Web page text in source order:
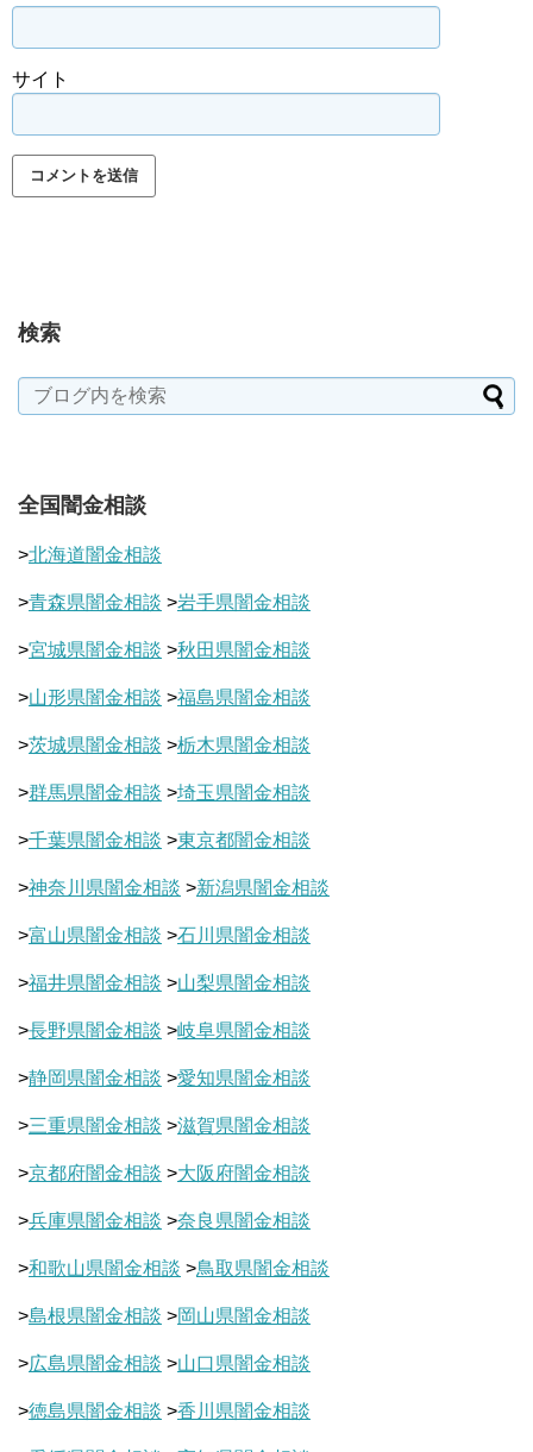
サイト
検索
全国闇金相談
>北海道闇金相談
>青森県闇金相談 >岩手県闇金相談
>宮城県闇金相談 >秋田県闇金相談
>山形県闇金相談 >福島県闇金相談
>茨城県闇金相談 >栃木県闇金相談
>群馬県闇金相談 >埼玉県闇金相談
>千葉県闇金相談 >東京都闇金相談
>神奈川県闇金相談 >新潟県闇金相談
>富山県闇金相談 >石川県闇金相談
>福井県闇金相談 >山梨県闇金相談
>長野県闇金相談 >岐阜県闇金相談
>静岡県闇金相談 >愛知県闇金相談
>三重県闇金相談 >滋賀県闇金相談
>京都府闇金相談 >大阪府闇金相談
>兵庫県闇金相談 >奈良県闇金相談
>和歌山県闇金相談 >鳥取県闇金相談
>島根県闇金相談 >岡山県闇金相談
>広島県闇金相談 >山口県闇金相談
>徳島県闇金相談 >香川県闇金相談